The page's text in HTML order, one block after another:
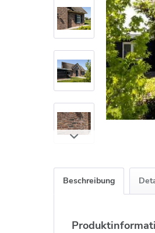
Beschreibung